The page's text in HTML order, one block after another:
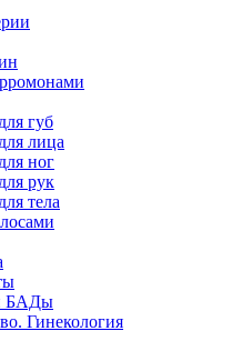
губ
лица
ног
рук
тела
БАДы
Гинекология